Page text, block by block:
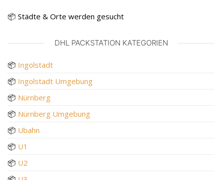
📦 Städte & Orte werden gesucht
DHL PACKSTATION KATEGORIEN
📦 Ingolstadt
📦 Ingolstadt Umgebung
📦 Nürnberg
📦 Nürnberg Umgebung
📦 Ubahn
📦 U1
📦 U2